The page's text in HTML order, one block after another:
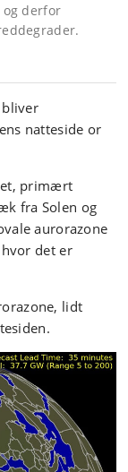
og derfor
bliver
natteside or
primært
fra Solen og
aurorazone
det er
lidt